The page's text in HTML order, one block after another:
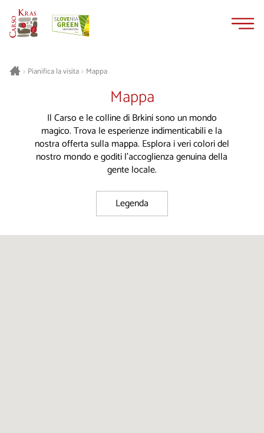
> Pianifica la visita> Mappa
Mappa
Il Carso e le colline di Brkini sono un mondo
magico. Trova le esperienze indimenticabili e la
nostra offerta sulla mappa. Esplora i veri colori del
nostro mondo e goditi l'accoglienza genuina della
gente locale.
Legenda